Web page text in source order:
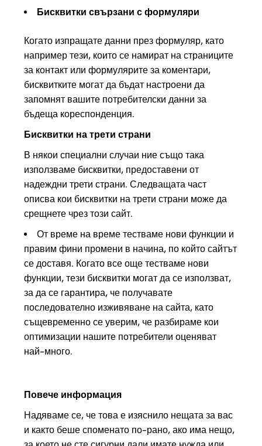
Бисквитки свързани с формуляри
Когато изпращате данни през формуляр, като
например тези, които се намират на страниците
за контакт или формулярите за коментари,
бисквитките могат да бъдат настроени да
запомнят вашите потребителски данни за
бъдеща кореспонденция.
Бисквитки на трети страни
В някои специални случаи ние също така
използваме бисквитки, предоставени от
надеждни трети страни. Следващата част
описва кои бисквитки на трети страни може да
срещнете чрез този сайт.
От време на време тестваме нови функции и
правим фини промени в начина, по който сайтът
се доставя. Когато все още тестваме нови
функции, тези бисквитки могат да се използват,
за да се гарантира, че получавате
последователно изживяване на сайта, като
същевременно се уверим, че разбираме кои
оптимизации нашите потребители оценяват
най-много.
Повече информация
Надяваме се, че това е изяснило нещата за вас
и както беше споменато по-рано, ако има нещо,